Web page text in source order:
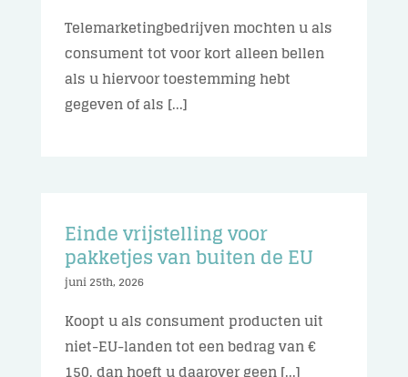
Telemarketingbedrijven mochten u als
consument tot voor kort alleen bellen
als u hiervoor toestemming hebt
gegeven of als [...]
Einde vrijstelling voor
pakketjes van buiten de EU
juni 25th, 2026
Koopt u als consument producten uit
niet-EU-landen tot een bedrag van €
150, dan hoeft u daarover geen [...]